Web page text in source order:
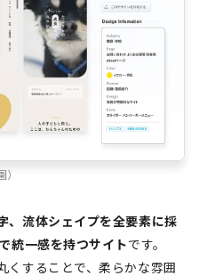
、流体シェイプを全要素に採
統一感を持つサイトです。
くすることで、柔らかな雰囲